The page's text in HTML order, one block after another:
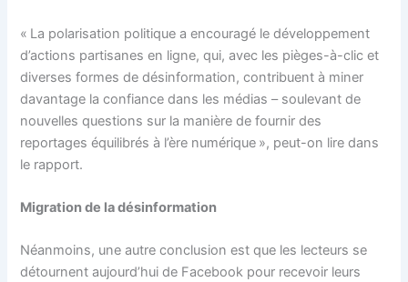
« La polarisation politique a encouragé le développement
d’actions partisanes en ligne, qui, avec les pièges-à-clic et
diverses formes de désinformation, contribuent à miner
davantage la confiance dans les médias – soulevant de
nouvelles questions sur la manière de fournir des
reportages équilibrés à l’ère numérique », peut-on lire dans
le rapport.
Migration de la désinformation
Néanmoins, une autre conclusion est que les lecteurs se
détournent aujourd’hui de Facebook pour recevoir leurs